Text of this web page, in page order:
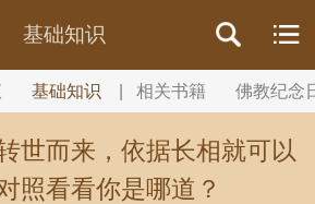
置
基础知识
基础知识 | 相关书籍 佛教纪念
世而来，依据长相就可以
照看看你是哪道？